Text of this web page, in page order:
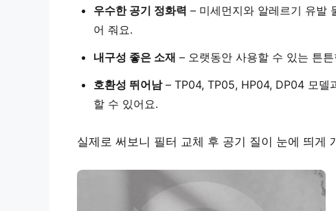
우수한 공기 정화력 – 미세먼지와 알레르기 유발
어 줘요.
내구성 좋은 소재 – 오랫동안 사용할 수 있는 튼
호환성 뛰어남– TP04, TP05, HP04, DP04 모델
할 수 있어요.
실제로 써보니 필터 교체 후 공기 질이 눈에 띄게